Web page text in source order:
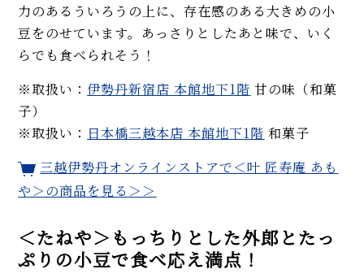
力のあるういろうの上に、存在感のある大きめの小
豆をのせています。あっさりとしたあと味で、いく
らでも食べられそう！
※取扱い： 伊勢丹新宿店 本館地下1階 甘の味（和菓
子）
※取扱い： 日本橋三越本店 本館地下1階 和菓子
三越伊勢丹オンラインストアで＜叶 匠寿庵 あも
や＞の商品を見る＞＞
＜たねや＞もっちりとした外郎とたっ
ぷりの小豆で食べ応え満点！